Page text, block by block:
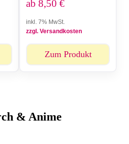
ab 8,50 €
inkl. 7% MwSt.
zzgl. Versandkosten
Zum Produkt
& Anime